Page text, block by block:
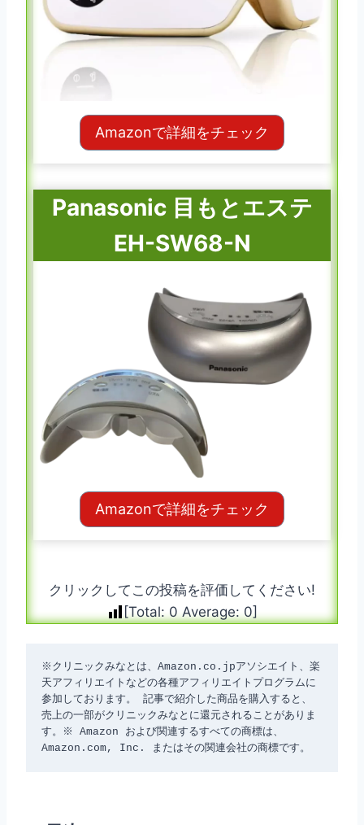
Amazonで詳細をチェック
Panasonic 目もとエステ
EH-SW68-N
Amazonで詳細をチェック
クリックしてこの投稿を評価してください!
[Total: 0 Average: 0]
※クリニックみなとは、Amazon.co.jpアソシエイト、楽
天アフィリエイトなどの各種アフィリエイトプログラムに
参加しております。 記事で紹介した商品を購入すると、
売上の一部がクリニックみなとに還元されることがありま
す。※ Amazon および関連するすべての商標は、
Amazon.com, Inc. またはその関連会社の商標です。